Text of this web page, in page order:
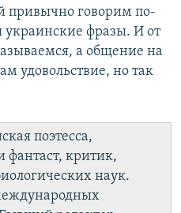
говорим по-
украинские фразы. И от
а общение на
удовольствие, но так
поэтесса,
фантаст, критик,
наук.